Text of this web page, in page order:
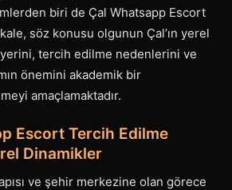
biri de Çal Whatsapp Escort
söz konusu olgunun Çal’ın yerel
tercih edilme nedenlerini ve
önemini akademik bir
amaçlamaktadır.
Escort Tercih Edilme
Dinamikler
ve şehir merkezine olan görece